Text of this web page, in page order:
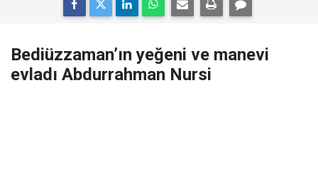
Bediüzzaman’ın yeğeni ve manevi
evladı Abdurrahman Nursi